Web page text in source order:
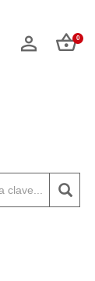
0